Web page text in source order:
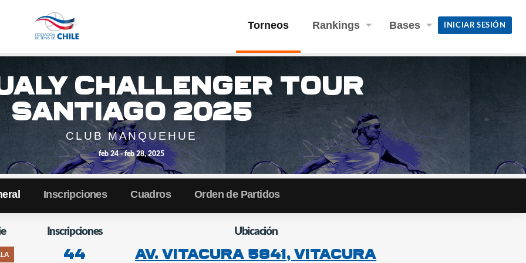
Go
to
the
home
page
Torneos Rankings Bases INICIAR SESIÓN
Challenger Tour
Santiago 2025
CLUB MANQUEHUE
feb 24 - feb 28, 2025
Inscripciones Cuadros Orden de Partidos
Inscripciones
44
Ubicación
Av. Vitacura 5841, Vitacura